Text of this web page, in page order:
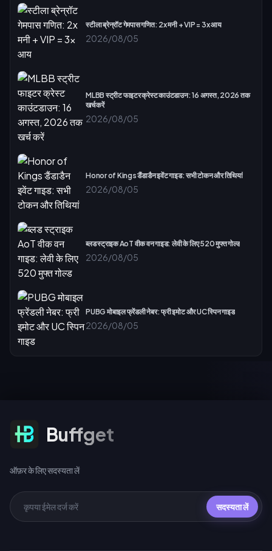
स्टीला ब्रेन्रॉट गेमपास गणित: 2x मनी + VIP = 3x आय
2026/08/05
MLBB स्ट्रीट फाइटर क्रेस्ट काउंटडाउन: 16 अगस्त, 2026 तक
खर्च करें
2026/08/05
Honor of Kings डैंडाडैन इवेंट गाइड: सभी टोकन और तिथियां
2026/08/05
ब्लड स्ट्राइक AoT वीक वन गाइड: लेवी के लिए 520 मुफ्त गोल्ड
2026/08/05
PUBG मोबाइल फ्रेंडली नेबर: फ्री इमोट और UC स्पिन गाइड
2026/08/05
ऑफ़र के लिए सदस्यता लेंBuffget
ऑफ़र के लिए सदस्यता लें
सदस्यता लें